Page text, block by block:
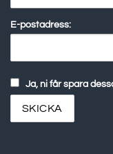
E-postadress:
Ja, ni får spara